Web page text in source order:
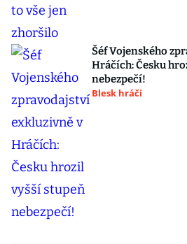
Šéf Vojenského
Hráčích: Česku
nebezpečí!
Blesk hráči